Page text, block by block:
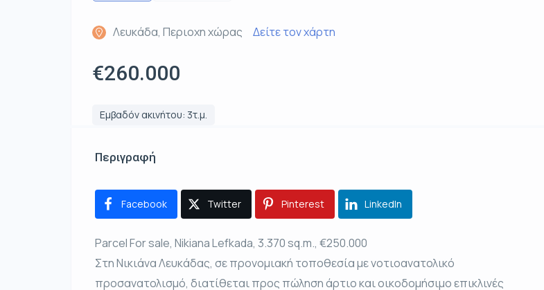
Λευκάδα, Περιοχη χώρας Δείτε τον χάρτη
€260.000
Εμβαδόν ακινήτου: 3τ.μ.
Περιγραφή
Facebook Twitter Pinterest LinkedIn
Parcel For sale, Nikiana Lefkada, 3.370 sq.m., €250.000
Στη Νικιάνα Λευκάδας, σε προνομιακή τοποθεσία με νοτιοανατολικό
προσανατολισμό, διατίθεται προς πώληση άρτιο και οικοδομήσιμο επικλινές